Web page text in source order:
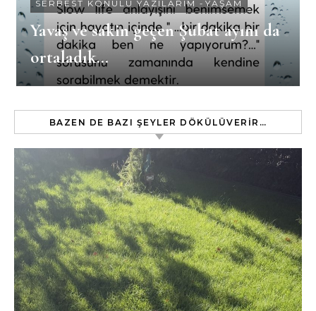
SERBEST KONULU YAZILARIM - YAŞAM
Yavaş ve sakin geçen Şubat ayını da
ortaladık…
BAZEN DE BAZI ŞEYLER DÖKÜLÜVERIR…